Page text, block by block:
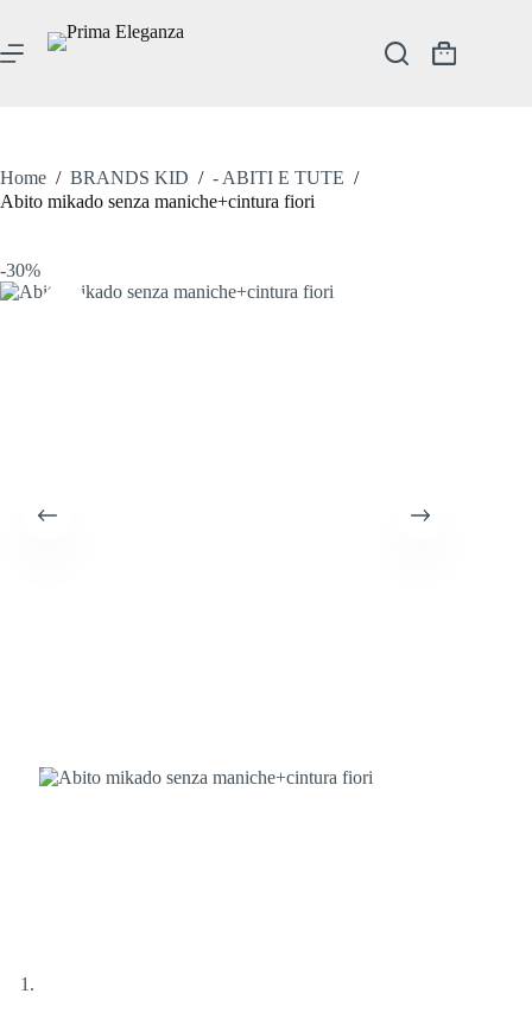
contenuto
Carrello
Home / BRANDS KID / - ABITI E TUTE /
Abito mikado senza maniche+cintura fiori
-30%